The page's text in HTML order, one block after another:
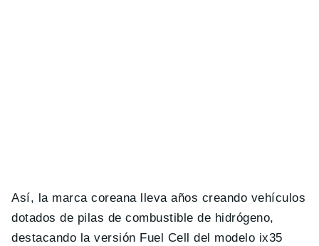
Así, la marca coreana lleva años creando vehículos
dotados de pilas de combustible de hidrógeno,
destacando la versión Fuel Cell del modelo ix35